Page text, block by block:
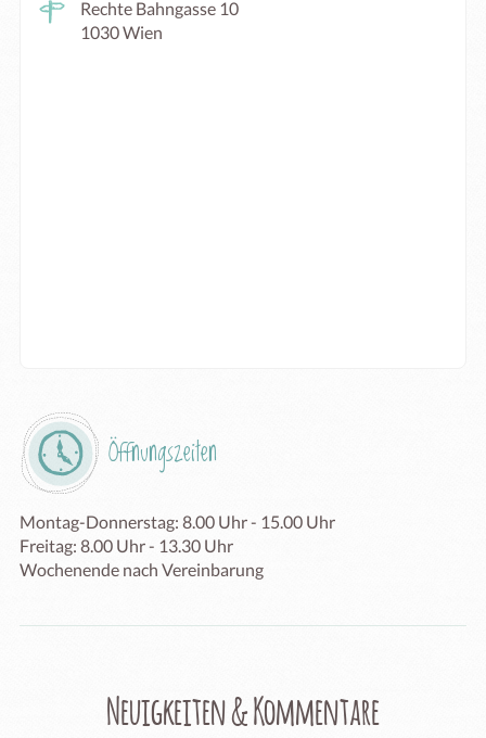
Rechte Bahngasse 10
1030 Wien
Öffnungszeiten
Montag-Donnerstag: 8.00 Uhr - 15.00 Uhr
Freitag: 8.00 Uhr - 13.30 Uhr
Wochenende nach Vereinbarung
Neuigkeiten & Kommentare